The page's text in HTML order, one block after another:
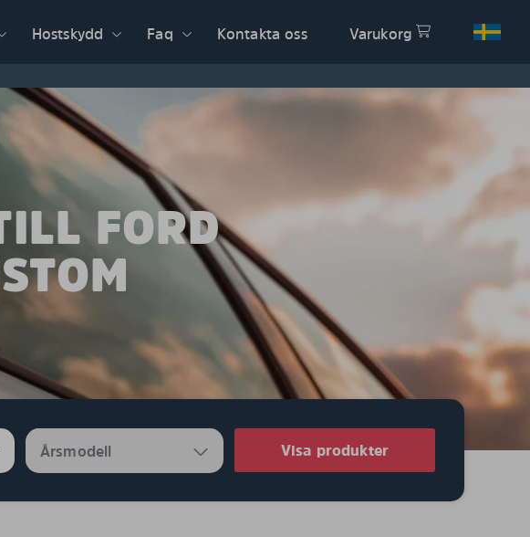
Hostskydd Faq Kontakta oss Varukorg
FORD
Visa produkter